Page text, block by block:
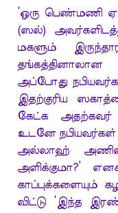
‘ஒரு பெண்மணி
(ஸல்)
மகளும்
அப்போது
இதற்குரிய
கேட்க அதற்கவர்
உடனே நபியவர்கள்
அல்லாஹ்
அளிக்குமா?’
காப்புக்களையும்
விட்டு ‘இந்த